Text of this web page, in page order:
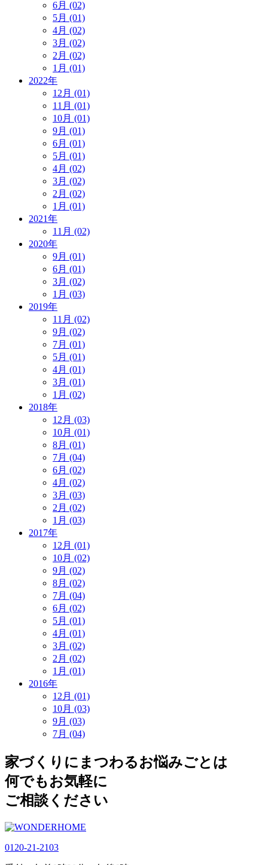
6月 (02)
5月 (01)
4月 (02)
3月 (02)
2月 (02)
1月 (01)
2022年
12月 (01)
11月 (01)
10月 (01)
9月 (01)
6月 (01)
5月 (01)
4月 (02)
3月 (02)
2月 (02)
1月 (01)
2021年
11月 (02)
2020年
9月 (01)
6月 (01)
3月 (02)
1月 (03)
2019年
11月 (02)
9月 (02)
7月 (01)
5月 (01)
4月 (01)
3月 (01)
1月 (02)
2018年
12月 (03)
10月 (01)
8月 (01)
7月 (04)
6月 (02)
4月 (02)
3月 (03)
2月 (02)
1月 (03)
2017年
12月 (01)
10月 (02)
9月 (02)
8月 (02)
7月 (04)
6月 (02)
5月 (01)
4月 (01)
3月 (02)
2月 (02)
1月 (01)
2016年
12月 (01)
10月 (03)
9月 (03)
7月 (04)
家づくりにまつわるお悩みごとは
何でもお気軽に
ご相談ください
0120-21-2103